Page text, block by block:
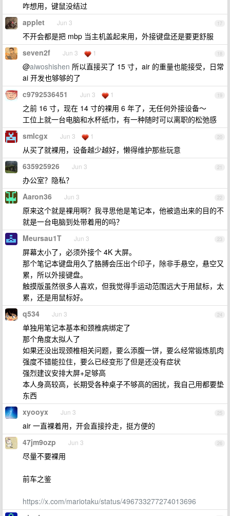
咋想用，键鼠没结过
17
applet Jun 3
不开会都是把 mbp 当主机盖起来用，外接键盘还是要更舒服
18
seven2f Jun 3 1
@aiwoshishen 所以直接买了 15 寸，air 的重量也能接受，日常
ai 开发也够够的了
19
c9792536451 Jun 3 1
之前 16 寸，现在 14 寸的裸用 6 年了，无任何外接设备～
工位上就一台电脑和水杯纸巾，有一种随时可以离职的松弛感
20
smlcgx Jun 3 1
从买了就裸用，设备越少越好，懒得维护那些玩意
21
635925926 Jun 3
办公室？隐私？
22
Aaron36 Jun 3
原来这个就是裸用啊？我寻思他是笔记本，他被造出来的目的不
就是一台电脑到处带着用的吗？
23
Meursau1T Jun 3
屏幕太小了，必须外接个 4K 大屏。
那个笔记本键盘用久了胳膊会压出个印子，除非手悬空，悬空又
累，所以外接键盘。
触摸版虽然很多人喜欢，但我觉得手运动范围远大于用鼠标，太
累，还是用鼠标好。
24
q534 Jun 3
单独用笔记本基本和颈椎病绑定了
那个角度太拟人了
如果还没出现颈椎相关问题，要么添腹一饼，要么经常锻炼肌肉
强度不错能拉住，要么已经变形了但是还没有症状
强烈建议安排大屏+足够高
本人身高较高，长期受各种桌子不够高的困扰，我自己用都要垫
东西
25
xyooyx Jun 3
air 一直裸着用，开会直接拎走，挺方便的
26
47jm9ozp Jun 3
尽量不要裸用
前车之鉴
https://x.com/mariotaku/status/496733277274013696